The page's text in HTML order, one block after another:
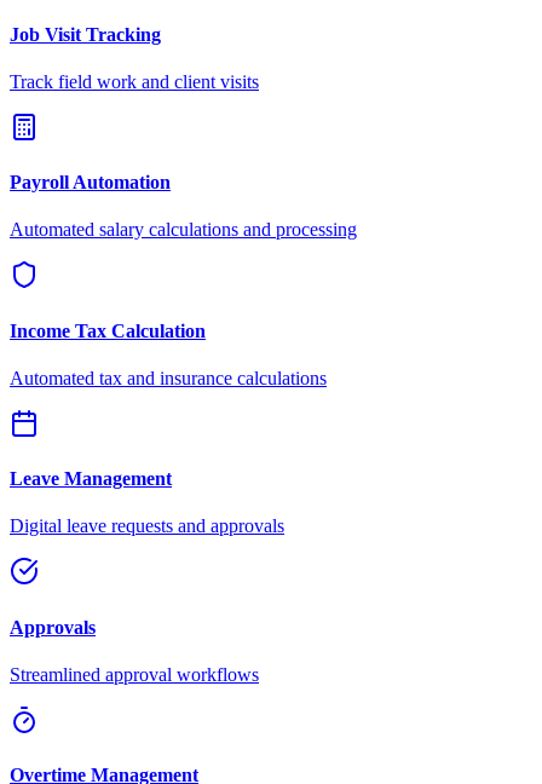
Job Visit Tracking
Track field work and client visits
Payroll Automation
Automated salary calculations and processing
Income Tax Calculation
Automated tax and insurance calculations
Leave Management
Digital leave requests and approvals
Approvals
Streamlined approval workflows
Overtime Management